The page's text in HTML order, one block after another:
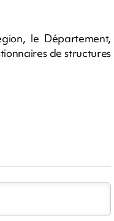
le Département,
de structures